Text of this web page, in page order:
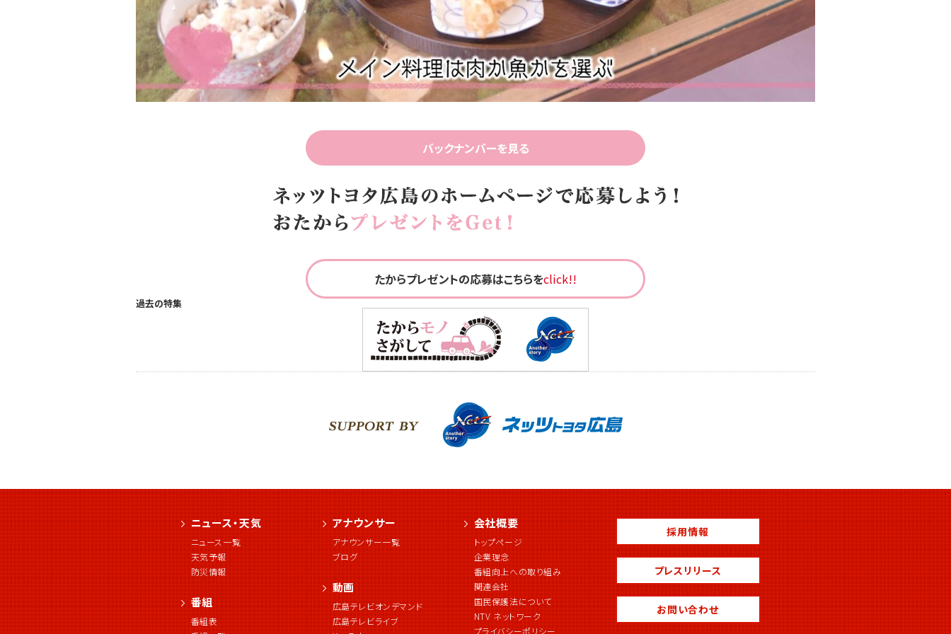
Video
バックナンバーを見る
たからプレゼントの応募はこちらをclick!!
過去の特集
ニュース・天気
ニュース一覧
天気予報
防災情報
番組
番組表
アナウンサー
アナウンサー一覧
ブログ
動画
広島テレビオンデマンド
広島テレビライブ
会社概要
トップページ
企業理念
番組向上への取り組み
関連会社
国民保護法について
NTV ネットワーク
プライバシーポリシー
採用情報
プレスリリース
お問い合わせ